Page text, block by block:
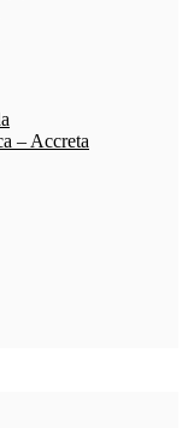
– Accreta